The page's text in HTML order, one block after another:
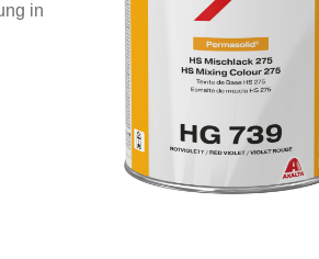
in